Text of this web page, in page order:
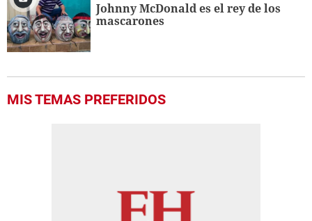
Johnny McDonald es el rey de los
mascarones
MIS TEMAS PREFERIDOS